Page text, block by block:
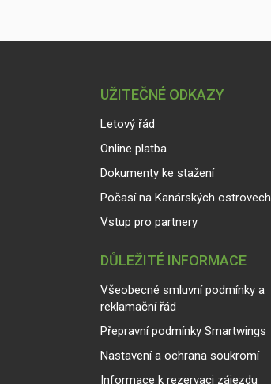
UŽITEČNÉ ODKAZY
Letový řád
Online platba
Dokumenty ke stažení
Počasí na Kanárských ostrovech
Vstup pro partnery
DŮLEŽITÉ INFORMACE
Všeobecné smluvní podmínky a
reklamační řád
Přepravní podmínky Smartwings
Nastavení a ochrana soukromí
Informace k rezervaci zájezdu